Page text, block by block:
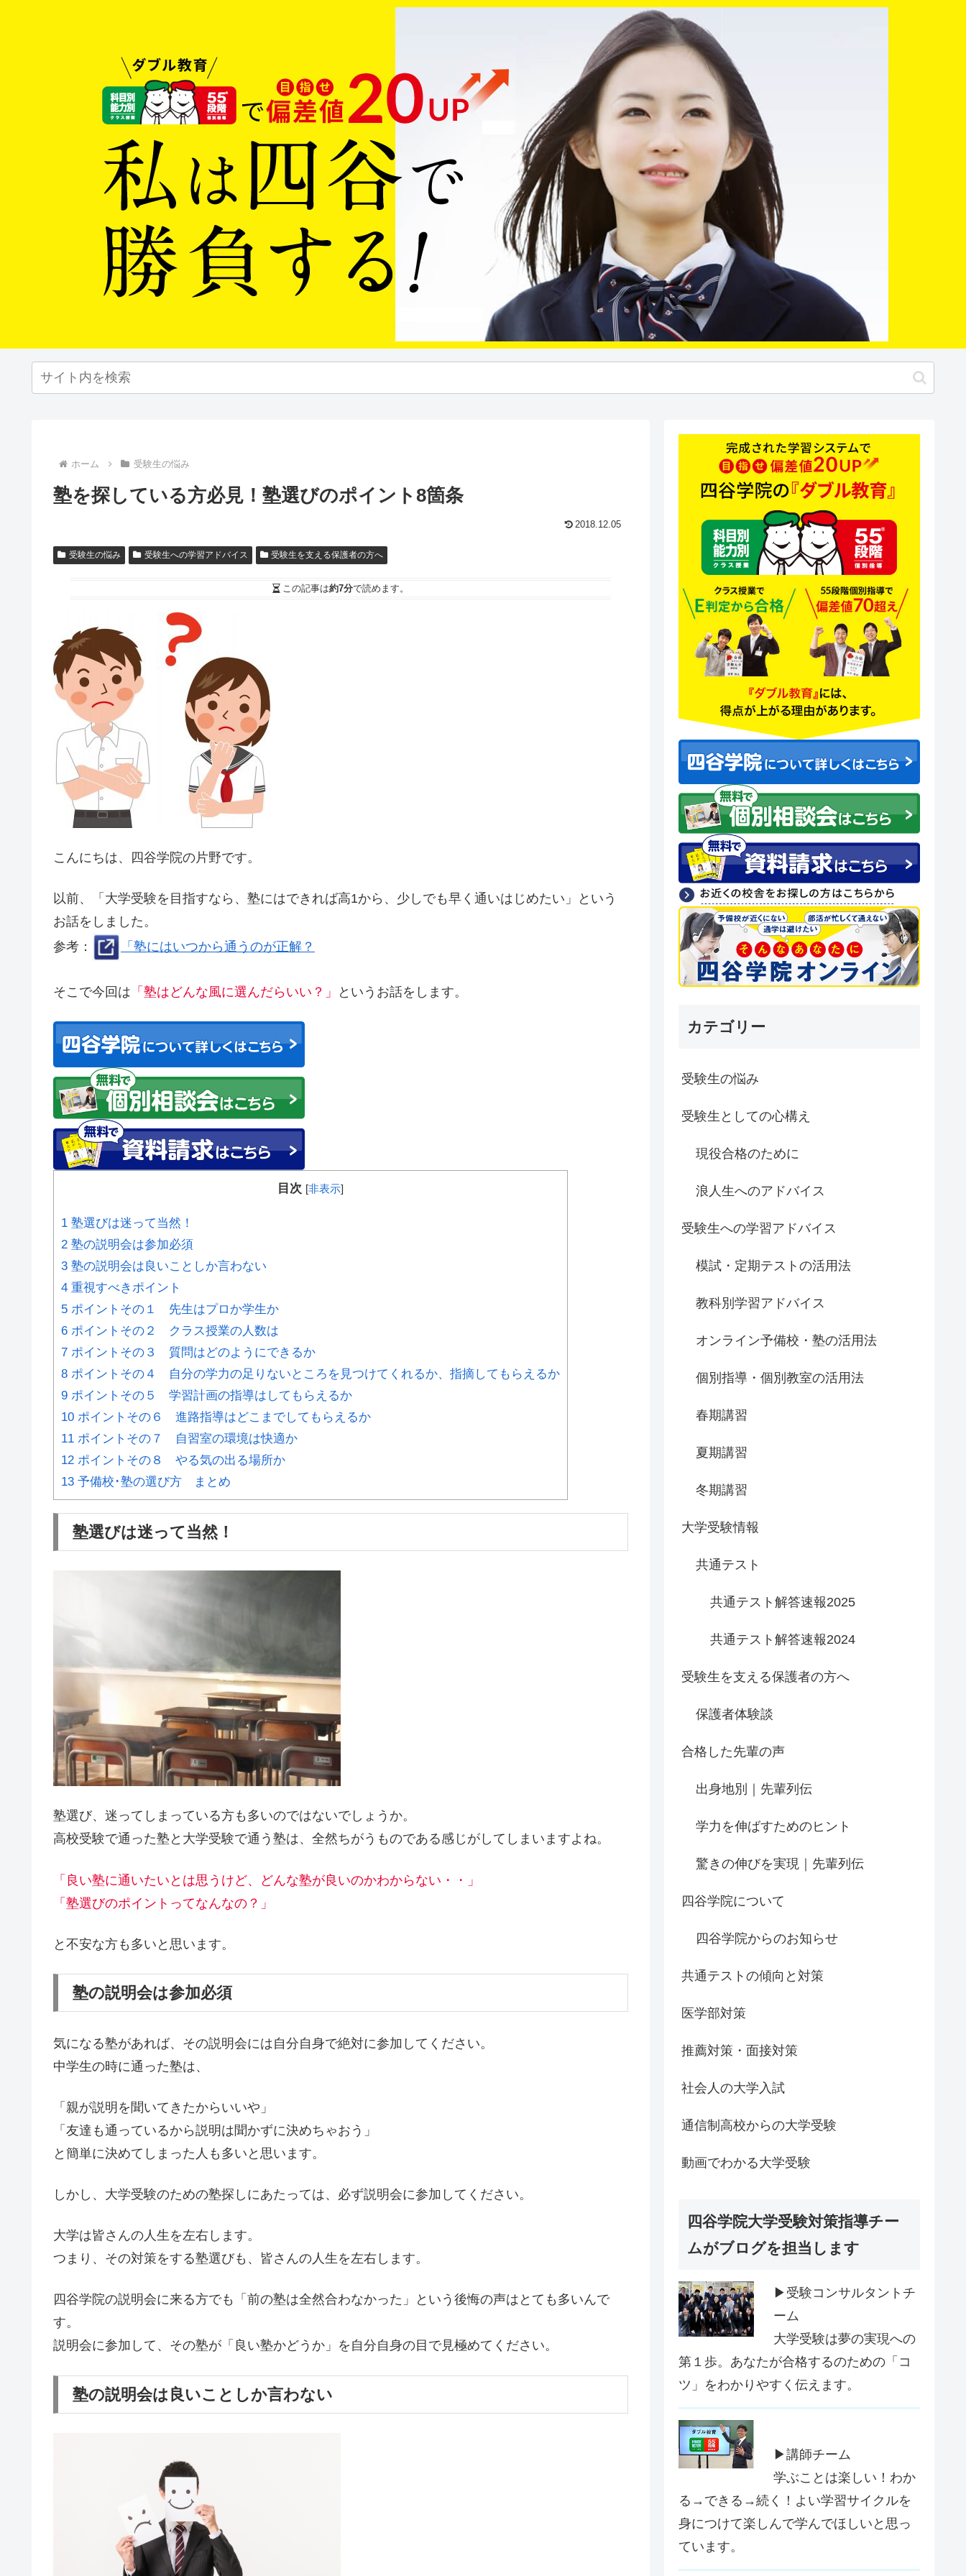
ホーム 受験生の悩み
塾を探している方必見！塾選びのポイント8箇条
2018.12.05
受験生の悩み 受験生への学習アドバイス 受験生を支える保護者の方へ
この記事は約7分で読めます。
こんにちは、四谷学院の片野です。
以前、「大学受験を目指すなら、塾にはできれば高1から、少しでも早く通いはじめたい」という
お話をしました。
参考：
「塾にはいつから通うのが正解？
そこで今回は 「塾はどんな風に選んだらいい？」 というお話をします。
目次 [非表示]
1 塾選びは迷って当然！
2 塾の説明会は参加必須
3 塾の説明会は良いことしか言わない
4 重視すべきポイント
5 ポイントその１ 先生はプロか学生か
6 ポイントその２ クラス授業の人数は
7 ポイントその３ 質問はどのようにできるか
8 ポイントその４ 自分の学力の足りないところを見つけてくれるか、指摘してもらえるか
9 ポイントその５ 学習計画の指導はしてもらえるか
10 ポイントその６ 進路指導はどこまでしてもらえるか
11 ポイントその７ 自習室の環境は快適か
12 ポイントその８ やる気の出る場所か
13 予備校･塾の選び方 まとめ
塾選びは迷って当然！
塾選び、迷ってしまっている方も多いのではないでしょうか。
高校受験で通った塾と大学受験で通う塾は、全然ちがうものである感じがしてしまいますよね。
「良い塾に通いたいとは思うけど、どんな塾が良いのかわからない・・」
「塾選びのポイントってなんなの？」
と不安な方も多いと思います。
塾の説明会は参加必須
気になる塾があれば、その説明会には自分自身で絶対に参加してください。
中学生の時に通った塾は、
「親が説明を聞いてきたからいいや」
「友達も通っているから説明は聞かずに決めちゃおう」
と簡単に決めてしまった人も多いと思います。
しかし、大学受験のための塾探しにあたっては、必ず説明会に参加してください。
大学は皆さんの人生を左右します。
つまり、その対策をする塾選びも、皆さんの人生を左右します。
四谷学院の説明会に来る方でも「前の塾は全然合わなかった」という後悔の声はとても多いんで
す。
説明会に参加して、その塾が「良い塾かどうか」を自分自身の目で見極めてください。
塾の説明会は良いことしか言わない
カテゴリー
受験生の悩み
受験生としての心構え
現役合格のために
浪人生へのアドバイス
受験生への学習アドバイス
模試・定期テストの活用法
教科別学習アドバイス
オンライン予備校・塾の活用法
個別指導・個別教室の活用法
春期講習
夏期講習
冬期講習
大学受験情報
共通テスト
共通テスト解答速報2025
共通テスト解答速報2024
受験生を支える保護者の方へ
保護者体験談
合格した先輩の声
出身地別｜先輩列伝
学力を伸ばすためのヒント
驚きの伸びを実現｜先輩列伝
四谷学院について
四谷学院からのお知らせ
共通テストの傾向と対策
医学部対策
推薦対策・面接対策
社会人の大学入試
通信制高校からの大学受験
動画でわかる大学受験
四谷学院大学受験対策指導チー
ムがブログを担当します
▶受験コンサルタントチ
ーム
大学受験は夢の実現への
第１歩。あなたが合格するのための「コ
ツ」をわかりやすく伝えます。
▶講師チーム
学ぶことは楽しい！わか
る→できる→続く！よい学習サイクルを
身につけて楽しんで学んでほしいと思っ
ています。